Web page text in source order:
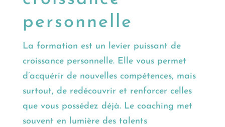
personnelle
La formation est un levier puissant de
croissance personnelle. Elle vous permet
d’acquérir de nouvelles compétences, mais
surtout, de redécouvrir et renforcer celles
que vous possédez déjà. Le coaching met
souvent en lumière des talents